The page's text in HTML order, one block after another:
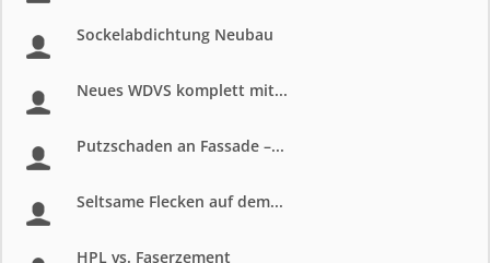
Sockelabdichtung Neubau
Neues WDVS komplett mit...
Putzschaden an Fassade –...
Seltsame Flecken auf dem...
HPL vs. Faserzement